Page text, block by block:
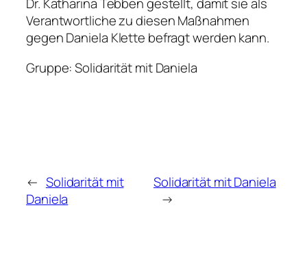
Dr. Katharina Tebben gestellt, damit sie als
Verantwortliche zu diesen Maßnahmen
gegen Daniela Klette befragt werden kann.
Gruppe: Solidarität mit Daniela
← Solidarität mit
Daniela
Solidarität mit Daniela
→